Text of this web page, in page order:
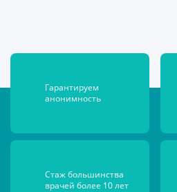
Гарантируем
анонимность
Стаж большинства
врачей более 10 лет